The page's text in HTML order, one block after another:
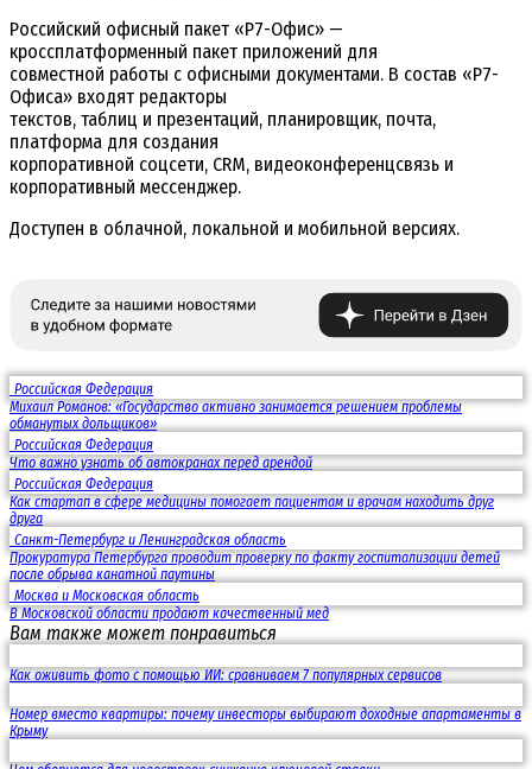
Российский офисный пакет «Р7-Офис» —
кроссплатформенный пакет приложений для
совместной работы с офисными документами. В состав «Р7-
Офиса» входят редакторы
текстов, таблиц и презентаций, планировщик, почта,
платформа для создания
корпоративной соцсети, СRM, видеоконференцсвязь и
корпоративный мессенджер.
Доступен в облачной, локальной и мобильной версиях.
Российская Федерация
Михаил Романов: «Государство активно занимается решением проблемы
обманутых дольщиков»
Российская Федерация
Что важно узнать об автокранах перед арендой
Российская Федерация
Как стартап в сфере медицины помогает пациентам и врачам находить друг
друга
Санкт-Петербург и Ленинградская область
Прокуратура Петербурга проводит проверку по факту госпитализации детей
после обрыва канатной паутины
Москва и Московская область
В Московской области продают качественный мед
Вам также может понравиться
Как оживить фото с помощью ИИ: сравниваем 7 популярных сервисов
Номер вместо квартиры: почему инвесторы выбирают доходные апартаменты в
Крыму